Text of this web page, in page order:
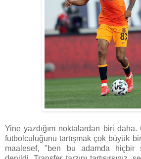
Yine yazdığım noktalardan biri
futbolculuğunu tartışmak çok büyük bir
maalesef, "ben bu adamda hiçbir